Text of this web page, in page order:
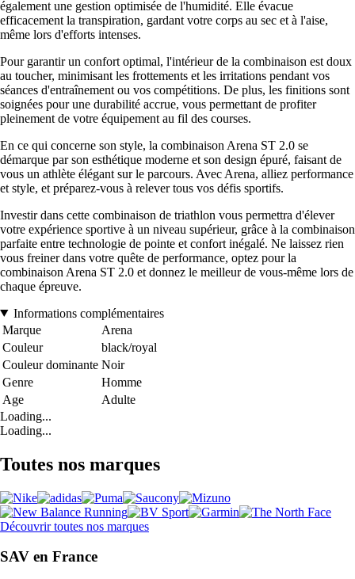
également une gestion optimisée de l'humidité. Elle évacue
efficacement la transpiration, gardant votre corps au sec et à l'aise,
même lors d'efforts intenses.
Pour garantir un confort optimal, l'intérieur de la combinaison est doux
au toucher, minimisant les frottements et les irritations pendant vos
séances d'entraînement ou vos compétitions. De plus, les finitions sont
soignées pour une durabilité accrue, vous permettant de profiter
pleinement de votre équipement au fil des courses.
En ce qui concerne son style, la combinaison Arena ST 2.0 se
démarque par son esthétique moderne et son design épuré, faisant de
vous un athlète élégant sur le parcours. Avec Arena, alliez performance
et style, et préparez-vous à relever tous vos défis sportifs.
Investir dans cette combinaison de triathlon vous permettra d'élever
votre expérience sportive à un niveau supérieur, grâce à la combinaison
parfaite entre technologie de pointe et confort inégalé. Ne laissez rien
vous freiner dans votre quête de performance, optez pour la
combinaison Arena ST 2.0 et donnez le meilleur de vous-même lors de
chaque épreuve.
Informations complémentaires
Marque
Arena
Couleur
black/royal
Couleur dominante Noir
Genre
Homme
Age
Adulte
Loading...
Loading...
Toutes nos marques
Découvrir toutes nos marques
SAV en France